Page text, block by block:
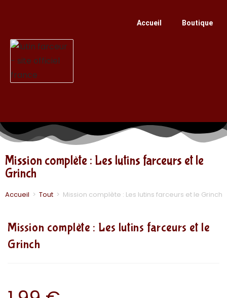
Accueil Boutique
Mission complète : Les lutins farceurs et le
Grinch
Accueil > Tout > Mission complète : Les lutins farceurs et le Grinch
Mission complète : Les lutins farceurs et le
Grinch